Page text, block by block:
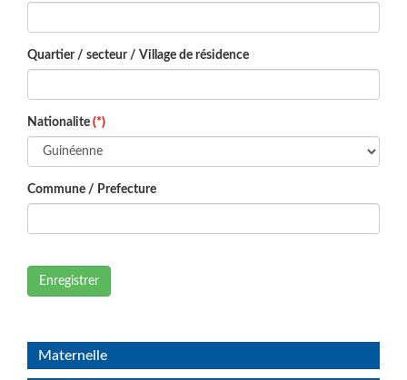
Quartier / secteur / Village de résidence
Nationalite (*)
Commune / Prefecture
Enregistrer
Maternelle